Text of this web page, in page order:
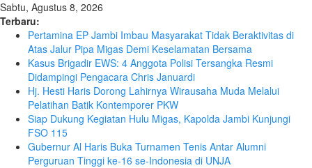
Sabtu, Agustus 8, 2026
Terbaru:
Pertamina EP Jambi Imbau Masyarakat Tidak Beraktivitas di
Atas Jalur Pipa Migas Demi Keselamatan Bersama
Kasus Brigadir EWS: 4 Anggota Polisi Tersangka Resmi
Didampingi Pengacara Chris Januardi
Hj. Hesti Haris Dorong Lahirnya Wirausaha Muda Melalui
Pelatihan Batik Kontemporer PKW
Siap Dukung Kegiatan Hulu Migas, Kapolda Jambi Kunjungi
FSO 115
Gubernur Al Haris Buka Turnamen Tenis Antar Alumni
Perguruan Tinggi ke-16 se-Indonesia di UNJA